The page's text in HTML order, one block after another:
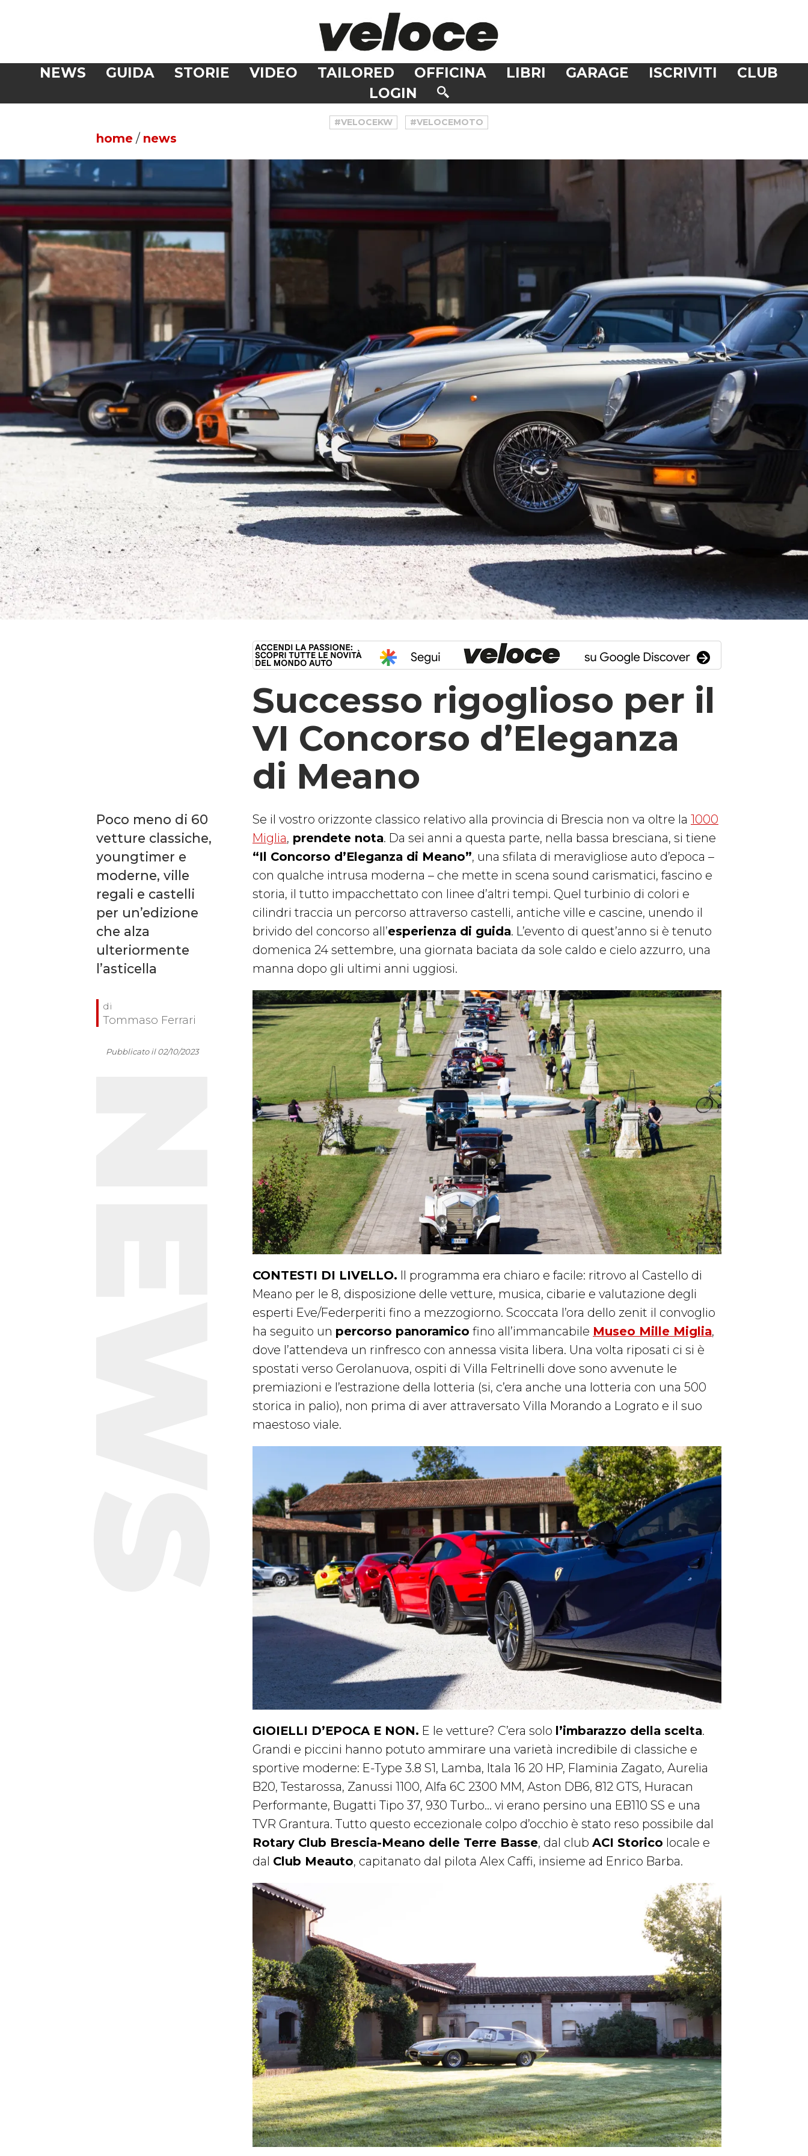
NEWS GUIDA STORIE VIDEO TAILORED OFFICINA LIBRI GARAGE ISCRIVITI
CLUB
LOGIN
#VELOCEKW #VELOCEMOTO
home / news
Successo rigoglioso per il
VI Concorso d’Eleganza
di Meano
Poco meno di 60
vetture classiche,
youngtimer e
moderne, ville
regali e castelli
per un’edizione
che alza
ulteriormente
l’asticella
Tommaso Ferrari
Pubblicato il 02/10/2023
Se il vostro orizzonte classico relativo alla provincia di Brescia non va oltre la 1000
Miglia, prendete nota. Da sei anni a questa parte, nella bassa bresciana, si tiene
“Il Concorso d’Eleganza di Meano”, una sfilata di meravigliose auto d’epoca –
con qualche intrusa moderna – che mette in scena sound carismatici, fascino e
storia, il tutto impacchettato con linee d’altri tempi. Quel turbinio di colori e
cilindri traccia un percorso attraverso castelli, antiche ville e cascine, unendo il
brivido del concorso all’esperienza di guida. L’evento di quest’anno si è tenuto
domenica 24 settembre, una giornata baciata da sole caldo e cielo azzurro, una
manna dopo gli ultimi anni uggiosi.
CONTESTI DI LIVELLO. Il programma era chiaro e facile: ritrovo al Castello di
Meano per le 8, disposizione delle vetture, musica, cibarie e valutazione degli
esperti Eve/Federperiti fino a mezzogiorno. Scoccata l’ora dello zenit il convoglio
ha seguito un percorso panoramico fino all’immancabile Museo Mille Miglia,
dove l’attendeva un rinfresco con annessa visita libera. Una volta riposati ci si è
spostati verso Gerolanuova, ospiti di Villa Feltrinelli dove sono avvenute le
premiazioni e l’estrazione della lotteria (si, c’era anche una lotteria con una 500
storica in palio), non prima di aver attraversato Villa Morando a Lograto e il suo
maestoso viale.
GIOIELLI D’EPOCA E NON. E le vetture? C’era solo l’imbarazzo della scelta.
Grandi e piccini hanno potuto ammirare una varietà incredibile di classiche e
sportive moderne: E-Type 3.8 S1, Lamba, Itala 16 20 HP, Flaminia Zagato, Aurelia
B20, Testarossa, Zanussi 1100, Alfa 6C 2300 MM, Aston DB6, 812 GTS, Huracan
Performante, Bugatti Tipo 37, 930 Turbo… vi erano persino una EB110 SS e una
TVR Grantura. Tutto questo eccezionale colpo d’occhio è stato reso possibile dal
Rotary Club Brescia-Meano delle Terre Basse, dal club ACI Storico locale e
dal Club Meauto, capitanato dal pilota Alex Caffi, insieme ad Enrico Barba.